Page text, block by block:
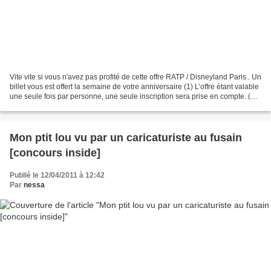
Vite vite si vous n'avez pas profité de cette offre RATP / Disneyland Paris . Un
billet vous est offert la semaine de votre anniversaire (1) L’offre étant valable
une seule fois par personne, une seule inscription sera prise en compte. (2)
Mon ptit lou vu par un caricaturiste au fusain
[concours inside]
Publié le 12/04/2011 à 12:42
Par nessa